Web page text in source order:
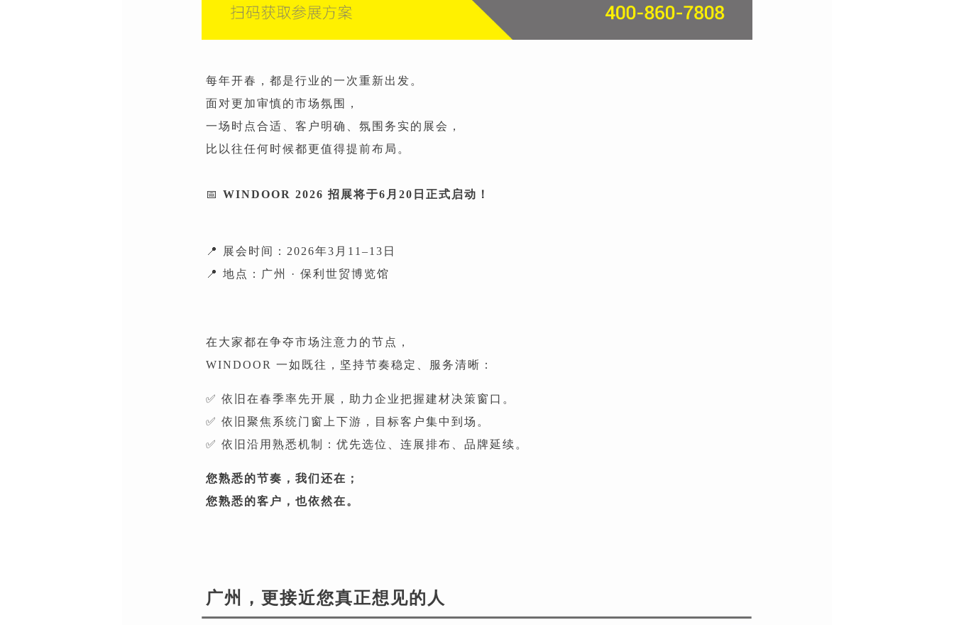
每年开春，都是行业的一次重新出发。
面对更加审慎的市场氛围，
一场时点合适、客户明确、氛围务实的展会，
比以往任何时候都更值得提前布局。
📅 WINDOOR 2026 招展将于6月20日正式启动！
📍 展会时间：2026年3月11–13日
📍 地点：广州 · 保利世贸博览馆
在大家都在争夺市场注意力的节点，
WINDOOR 一如既往，坚持节奏稳定、服务清晰：
✅ 依旧在春季率先开展，助力企业把握建材决策窗口。
✅ 依旧聚焦系统门窗上下游，目标客户集中到场。
✅ 依旧沿用熟悉机制：优先选位、连展排布、品牌延续。
您熟悉的节奏，我们还在；
您熟悉的客户，也依然在。
广州， 更接近您真正想见的人